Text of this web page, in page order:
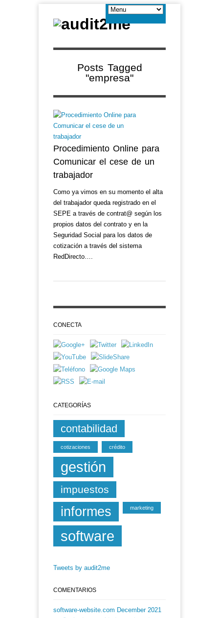
Posts Tagged
"empresa"
Procedimiento Online para
Comunicar el cese de un
trabajador
Como ya vimos en su momento el alta
del trabajador queda registrado en el
SEPE a través de contrat@ según los
propios datos del contrato y en la
Seguridad Social para los datos de
cotización a través del sistema
RedDirecto….
CONECTA
CATEGORÍAS
contabilidad
cotizaciones crédito
gestión
impuestos
informes marketing
software
Tweets by audit2me
COMENTARIOS
software-website.com December 2021